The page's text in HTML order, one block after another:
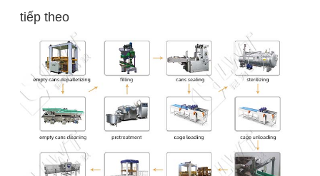
tiếp theo